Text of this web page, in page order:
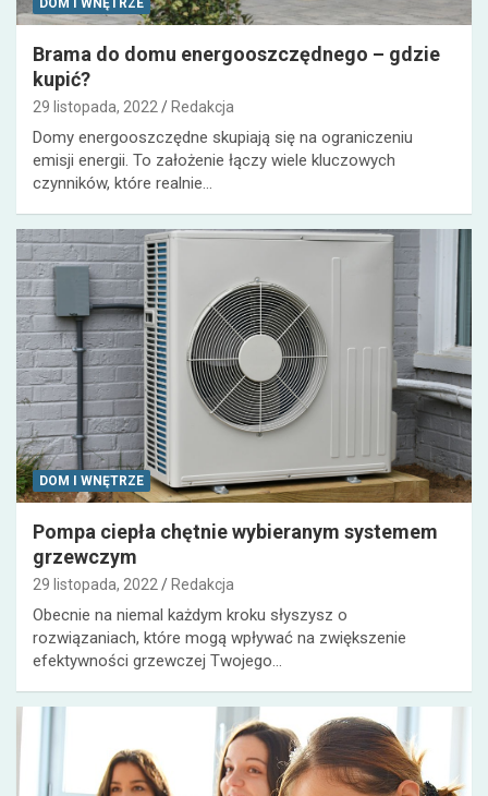
Brama do domu energooszczędnego – gdzie
kupić?
29 listopada, 2022 Redakcja
Domy energooszczędne skupiają się na ograniczeniu
emisji energii. To założenie łączy wiele kluczowych
czynników, które realnie…
DOM I WNĘTRZE
Pompa ciepła chętnie wybieranym systemem
grzewczym
29 listopada, 2022 Redakcja
Obecnie na niemal każdym kroku słyszysz o
rozwiązaniach, które mogą wpływać na zwiększenie
efektywności grzewczej Twojego…